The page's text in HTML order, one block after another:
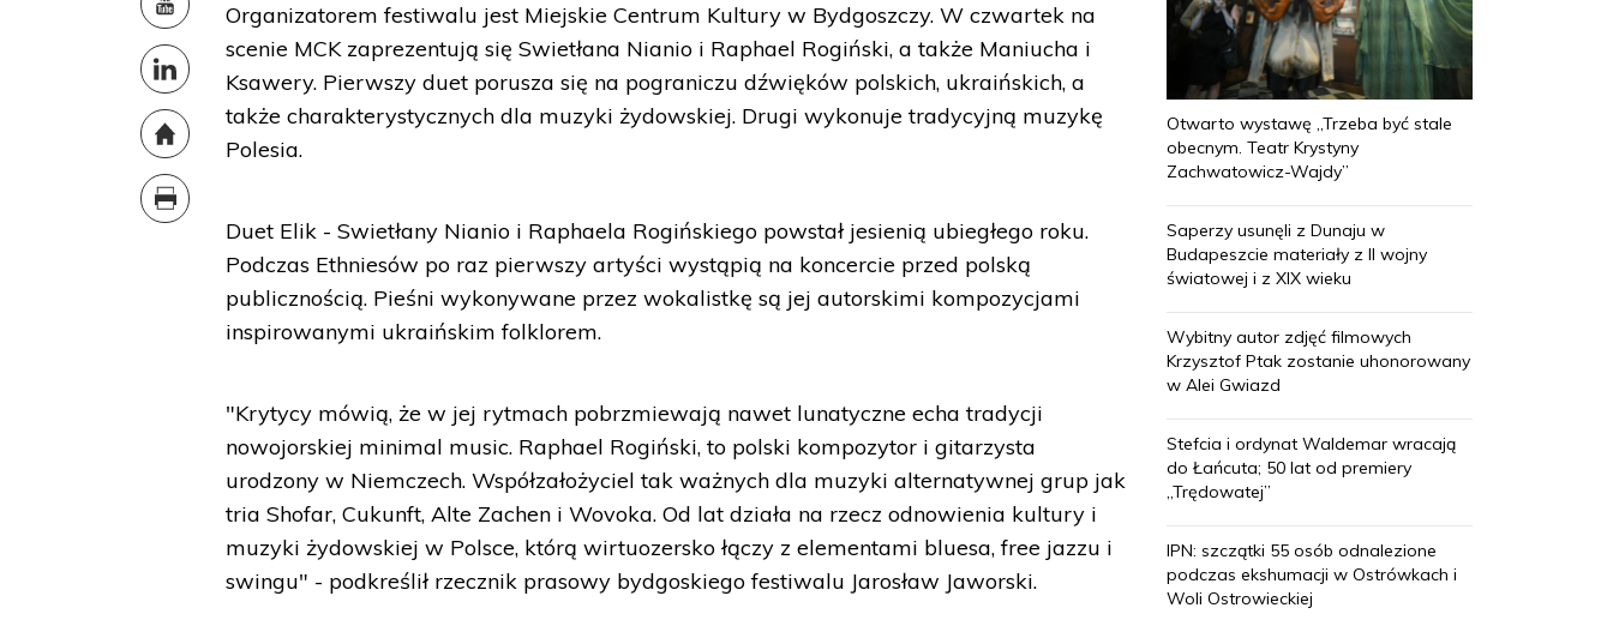
Organizatorem festiwalu jest Miejskie Centrum Kultury w Bydgoszczy. W czwartek na
scenie MCK zaprezentują się Swietłana Nianio i Raphael Rogiński, a także Maniucha i
Ksawery. Pierwszy duet porusza się na pograniczu dźwięków polskich, ukraińskich, a
także charakterystycznych dla muzyki żydowskiej. Drugi wykonuje tradycyjną muzykę
Polesia.
Duet Elik - Swietłany Nianio i Raphaela Rogińskiego powstał jesienią ubiegłego roku.
Podczas Ethniesów po raz pierwszy artyści wystąpią na koncercie przed polską
publicznością. Pieśni wykonywane przez wokalistkę są jej autorskimi kompozycjami
inspirowanymi ukraińskim folklorem.
"Krytycy mówią, że w jej rytmach pobrzmiewają nawet lunatyczne echa tradycji
nowojorskiej minimal music. Raphael Rogiński, to polski kompozytor i gitarzysta
urodzony w Niemczech. Współzałożyciel tak ważnych dla muzyki alternatywnej grup jak
tria Shofar, Cukunft, Alte Zachen i Wovoka. Od lat działa na rzecz odnowienia kultury i
muzyki żydowskiej w Polsce, którą wirtuozersko łączy z elementami bluesa, free jazzu i
swingu" - podkreślił rzecznik prasowy bydgoskiego festiwalu Jarosław Jaworski.
Otwarto wystawę „Trzeba być stale
obecnym. Teatr Krystyny
Zachwatowicz-Wajdy”
Saperzy usunęli z Dunaju w
Budapeszcie materiały z II wojny
światowej i z XIX wieku
Wybitny autor zdjęć filmowych
Krzysztof Ptak zostanie uhonorowany
w Alei Gwiazd
Stefcia i ordynat Waldemar wracają
do Łańcuta; 50 lat od premiery
„Trędowatej”
IPN: szczątki 55 osób odnalezione
podczas ekshumacji w Ostrówkach i
Woli Ostrowieckiej